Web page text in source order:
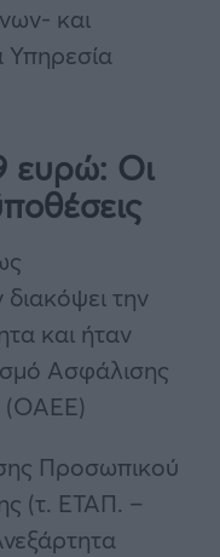
και
Υπηρεσία
ευρώ: Οι
την
και ήταν
Ασφάλισης
(ΟΑΕΕ)
Προσωπικού
(τ. ΕΤΑΠ. –